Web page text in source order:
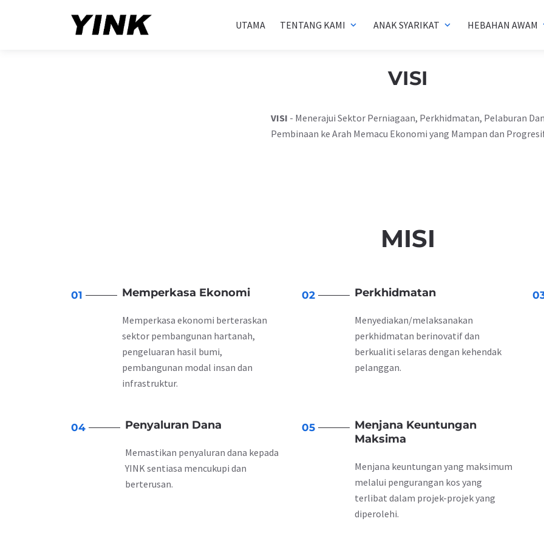
UTAMA TENTANG KAMI expand_more ANAK SYARIKAT expand_more HEBAHAN AWAM
VISI
VISI - Menerajui Sektor Perniagaan, Perkhidmatan, Pelaburan Dan
Pembinaan ke Arah Memacu Ekonomi yang Mampan dan
MISI
01 Memperkasa Ekonomi
Memperkasa ekonomi berteraskan
sektor pembangunan hartanah,
pengeluaran hasil bumi,
pembangunan modal insan dan
infrastruktur.
02 Perkhidmatan
Menyediakan/melaksanakan
perkhidmatan berinovatif dan
berkualiti selaras dengan kehendak
pelanggan.
04 Penyaluran Dana
Memastikan penyaluran dana kepada
YINK sentiasa mencukupi dan
berterusan.
05
Menjana Keuntungan
Maksima
Menjana keuntungan yang maksimum
melalui pengurangan kos yang
terlibat dalam projek-projek yang
diperolehi.